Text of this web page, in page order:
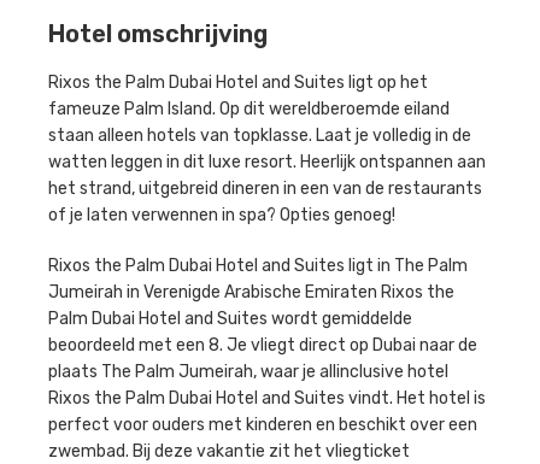
Hotel omschrijving
Rixos the Palm Dubai Hotel and Suites ligt op het
fameuze Palm Island. Op dit wereldberoemde eiland
staan alleen hotels van topklasse. Laat je volledig in de
watten leggen in dit luxe resort. Heerlijk ontspannen aan
het strand, uitgebreid dineren in een van de restaurants
of je laten verwennen in spa? Opties genoeg!
Rixos the Palm Dubai Hotel and Suites ligt in The Palm
Jumeirah in Verenigde Arabische Emiraten Rixos the
Palm Dubai Hotel and Suites wordt gemiddelde
beoordeeld met een 8. Je vliegt direct op Dubai naar de
plaats The Palm Jumeirah, waar je allinclusive hotel
Rixos the Palm Dubai Hotel and Suites vindt. Het hotel is
perfect voor ouders met kinderen en beschikt over een
zwembad. Bij deze vakantie zit het vliegticket